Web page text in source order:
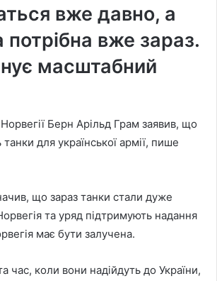
вже давно, а
вже зараз.
масштабний
Берн Арільд Грам заявив, що
для української армії, пише
що зараз танки стали дуже
та уряд підтримують надання
має бути залучена.
час, коли вони надійдуть до України,